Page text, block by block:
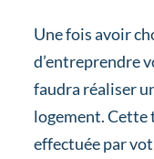
Une fois avoir
d’entreprendre
faudra réaliser
logement. Cette
effectuée par